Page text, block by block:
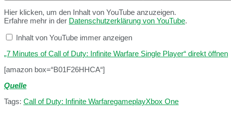
Hier klicken, um den Inhalt von YouTube anzuzeigen.
Erfahre mehr in der Datenschutzerklärung von YouTube.
Inhalt von YouTube immer anzeigen
„7 Minutes of Call of Duty: Infinite Warfare Single Player“ direkt öffnen
[amazon box=“B01F26HHCA“]
Quelle
Tags: Call of Duty: Infinite WarfaregameplayXbox One